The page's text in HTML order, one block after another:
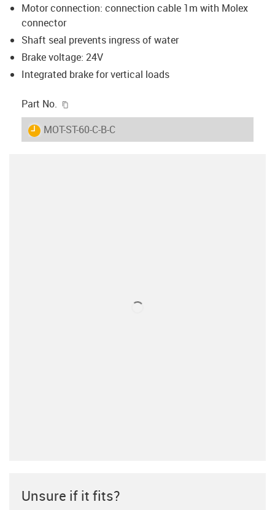
Motor connection: connection cable 1m with Molex
connector
Shaft seal prevents ingress of water
Brake voltage: 24V
Integrated brake for vertical loads
Part No.
igus-icon-lieferzeit
MOT-ST-60-C-B-C
Unsure if it fits?